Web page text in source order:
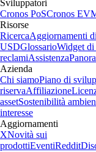
Sviluppatori
Cronos PoSCronos
Risorse
RicercaAggiornamenti
USDGlossarioWidget di
reclamiAssistenza
Azienda
Chi siamoPiano di
riservaAffiliazione
assetSostenibilità
interesse
Aggiornamenti
XNovità sui
prodottiEventiReddit